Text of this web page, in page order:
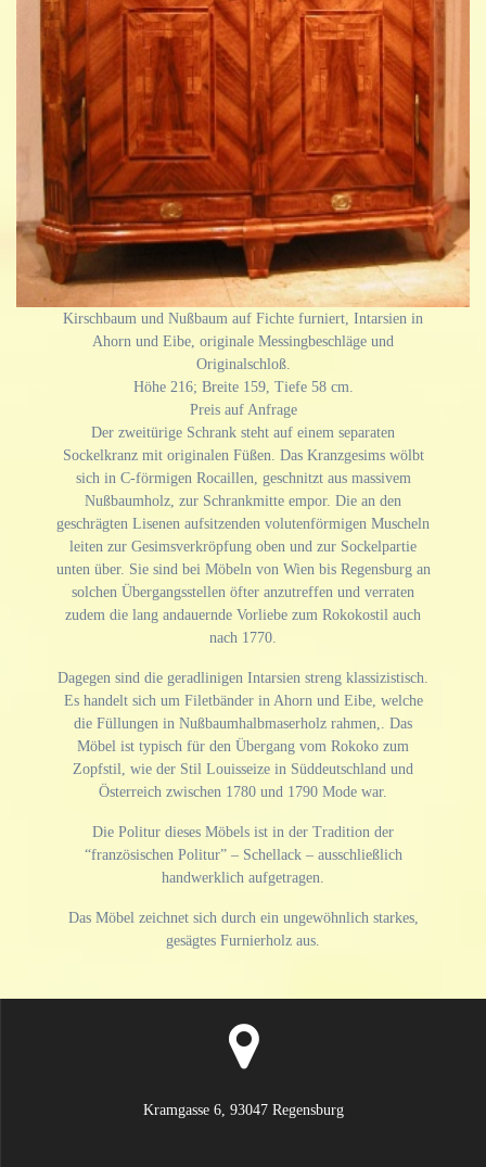
Kirschbaum und Nußbaum auf Fichte furniert, Intarsien in
Ahorn und Eibe, originale Messingbeschläge und
Originalschloß.
Höhe 216; Breite 159, Tiefe 58 cm.
Preis auf Anfrage
Der zweitürige Schrank steht auf einem separaten
Sockelkranz mit originalen Füßen. Das Kranzgesims wölbt
sich in C-förmigen Rocaillen, geschnitzt aus massivem
Nußbaumholz, zur Schrankmitte empor. Die an den
geschrägten Lisenen aufsitzenden volutenförmigen Muscheln
leiten zur Gesimsverkröpfung oben und zur Sockelpartie
unten über. Sie sind bei Möbeln von Wien bis Regensburg an
solchen Übergangsstellen öfter anzutreffen und verraten
zudem die lang andauernde Vorliebe zum Rokokostil auch
nach 1770.
Dagegen sind die geradlinigen Intarsien streng klassizistisch.
Es handelt sich um Filetbänder in Ahorn und Eibe, welche
die Füllungen in Nußbaumhalbmaserholz rahmen,. Das
Möbel ist typisch für den Übergang vom Rokoko zum
Zopfstil, wie der Stil Louisseize in Süddeutschland und
Österreich zwischen 1780 und 1790 Mode war.
Die Politur dieses Möbels ist in der Tradition der
“französischen Politur” – Schellack – ausschließlich
handwerklich aufgetragen.
Das Möbel zeichnet sich durch ein ungewöhnlich starkes,
gesägtes Furnierholz aus.
Kramgasse 6, 93047 Regensburg